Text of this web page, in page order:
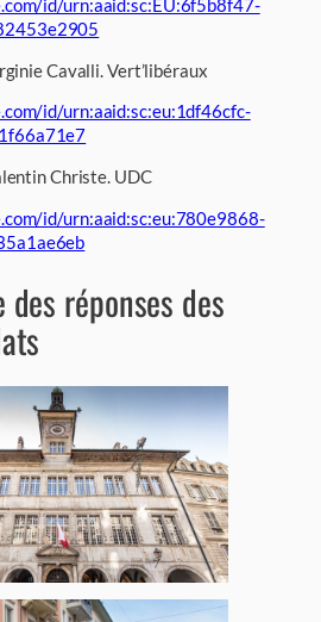
id/urn:aaid:sc:EU:6f5b8f47-
Cavalli. Vert’libéraux
id/urn:aaid:sc:eu:1df46cfc-
Christe. UDC
id/urn:aaid:sc:eu:780e9868-
des réponses des